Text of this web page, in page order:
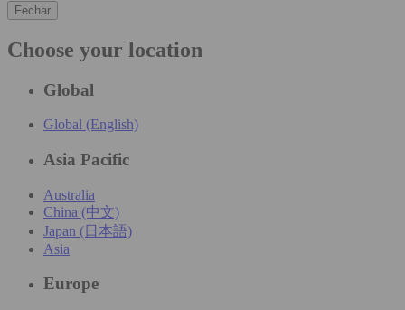
Fechar
Choose your location
Global
Global (English)
Asia Pacific
Australia
China (中文)
Japan (日本語)
Asia
Europe